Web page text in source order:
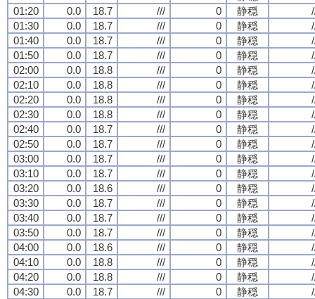
01:20
0.0 18.7 /// 0 静穏
01:30
0.0 18.7 /// 0 静穏
01:40
0.0 18.7 /// 0 静穏
01:50
0.0 18.7 /// 0 静穏
02:00
0.0 18.8 /// 0 静穏
02:10
0.0 18.8 /// 0 静穏
02:20
0.0 18.8 /// 0 静穏
02:30
0.0 18.8 /// 0 静穏
02:40
0.0 18.7 /// 0 静穏
02:50
0.0 18.7 /// 0 静穏
03:00
0.0 18.7 /// 0 静穏
03:10
0.0 18.7 /// 0 静穏
03:20
0.0 18.6 /// 0 静穏
03:30
0.0 18.7 /// 0 静穏
03:40
0.0 18.7 /// 0 静穏
03:50
0.0 18.7 /// 0 静穏
04:00
0.0 18.6 /// 0 静穏
04:10
0.0 18.8 /// 0 静穏
04:20
0.0 18.8 /// 0 静穏
04:30
0.0 18.7 /// 0 静穏